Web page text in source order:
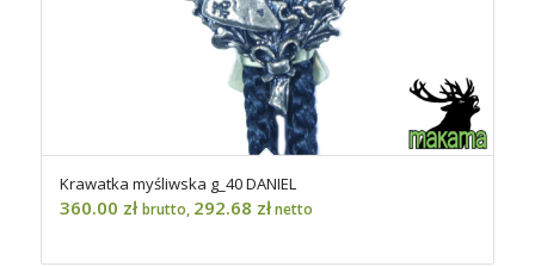
Krawatka myśliwska g_40 DANIEL
360.00 zł brutto, 292.68 złnetto